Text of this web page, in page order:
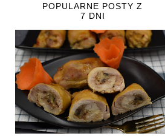
POPULARNE POSTY Z
7 DNI